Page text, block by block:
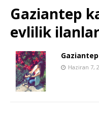
Gaziantep
evlilik
Haziran 7,